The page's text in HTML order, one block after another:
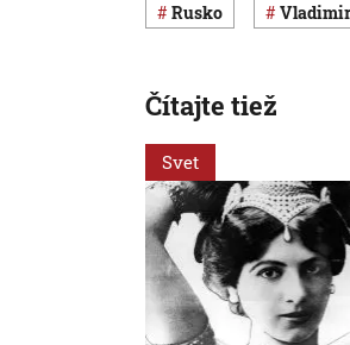
Rusko
Čítajte tiež
Svet